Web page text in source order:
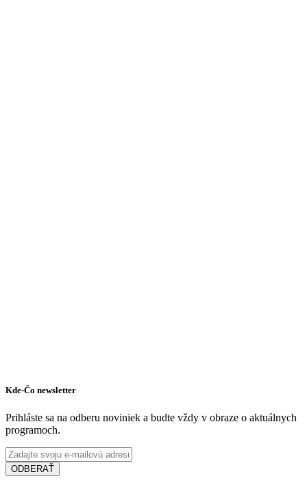
Kde-Čo newsletter
Prihláste sa na odberu noviniek a budte vždy v obraze o aktuálnych
programoch.
ODBERAŤ